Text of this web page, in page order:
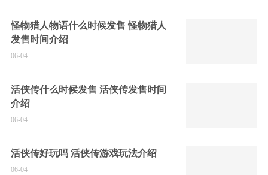
怪物猎人物语什么时候发售 怪物猎人
发售时间介绍
06-04
活侠传什么时候发售 活侠传发售时间
介绍
06-04
活侠传好玩吗 活侠传游戏玩法介绍
06-04